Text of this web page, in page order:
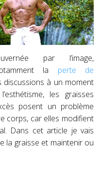
par l’image,
la perte de
à un moment
les graisses
posent un problème
corps, car elles modifient
Dans cet article je vais
la graisse et maintenir ou